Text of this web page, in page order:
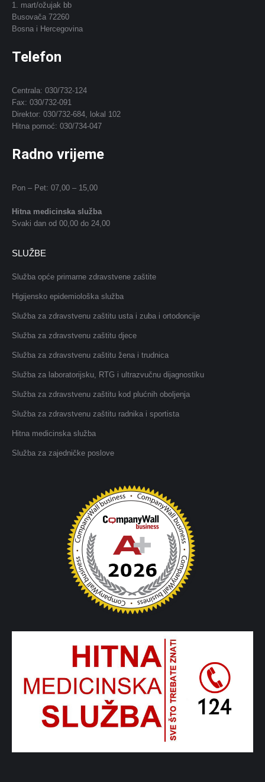
1. mart/ožujak bb
Busovača 72260
Bosna i Hercegovina
Telefon
Centrala: 030/732-124
Fax: 030/732-091
Direktor: 030/732-684, lokal 102
Hitna pomoć: 030/734-047
Radno vrijeme
Pon – Pet: 07,00 – 15,00
Hitna medicinska služba
Svaki dan od 00,00 do 24,00
SLUŽBE
Služba opće primarne zdravstvene zaštite
Higijensko epidemiološka služba
Služba za zdravstvenu zaštitu usta i zuba i ortodoncije
Služba za zdravstvenu zaštitu djece
Služba za zdravstvenu zaštitu žena i trudnica
Služba za laboratorijsku, RTG i ultrazvučnu dijagnostiku
Služba za zdravstvenu zaštitu kod plućnih oboljenja
Služba za zdravstvenu zaštitu radnika i sportista
Hitna medicinska služba
Služba za zajedničke poslove